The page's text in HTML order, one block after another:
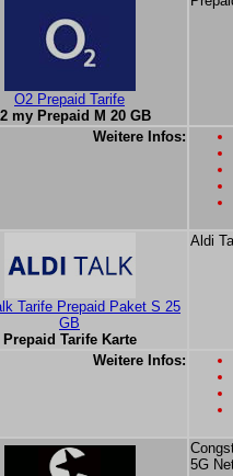
O2 Prepaid Tarife
my Prepaid M 20 GB
Weitere Infos:
Tarife Prepaid Paket S 25
GB
Prepaid Tarife Karte
Aldi
Weitere Infos:
5G